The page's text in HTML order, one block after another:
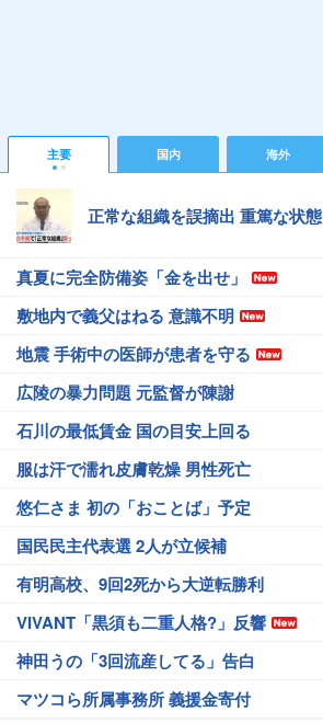
主要 国内 海外
正常な組織を誤摘出 重篤な状態
真夏に完全防備姿「金を出せ」
敷地内で義父はねる 意識不明
地震 手術中の医師が患者を守る
広陵の暴力問題 元監督が陳謝
石川の最低賃金 国の目安上回る
服は汗で濡れ皮膚乾燥 男性死亡
悠仁さま 初の「おことば」予定
国民民主代表選 2人が立候補
有明高校、9回2死から大逆転勝利
VIVANT「黒須も二重人格?」反響
神田うの「3回流産してる」告白
マツコら所属事務所 義援金寄付